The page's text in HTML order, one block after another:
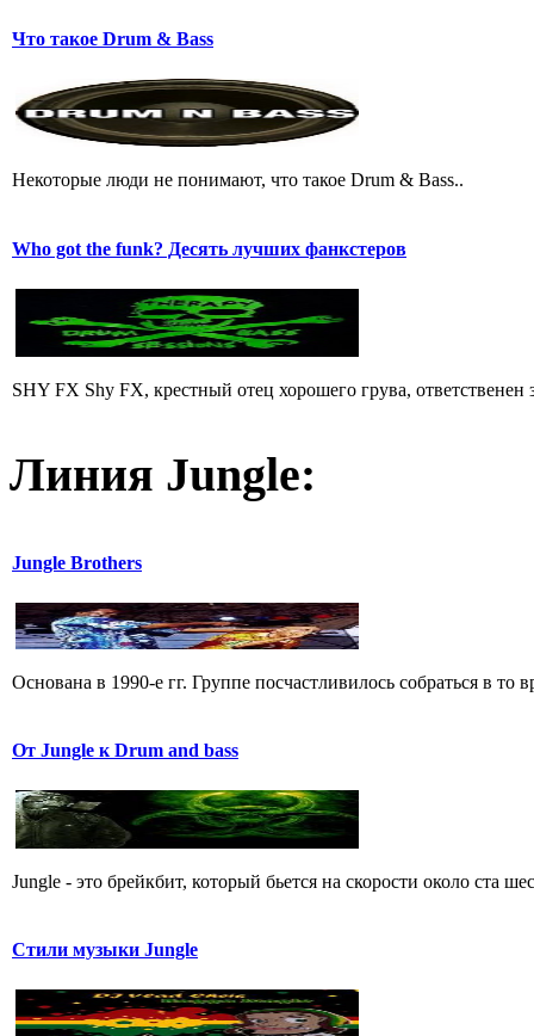
Что такое Drum & Bass
Некоторые люди не понимают, что такое Drum & Bass..
Who got the funk? Десять лучших фанкстеров
SHY FX Shy FX, крестный отец хорошего грува,
Линия Jungle:
Jungle Brothers
Основана в 1990-е гг. Группе посчастливилось собраться в
От Jungle к Drum and bass
Jungle - это брейкбит, который бьется на скорости около ста
Стили музыки Jungle